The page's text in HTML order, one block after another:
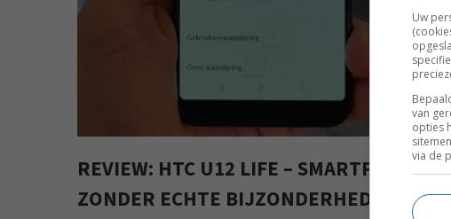
REVIEW: HTC U12 LIFE – SMARTPHONE
ZONDER ECHTE BIJZONDERHEDEN
Uw
van
opties
via de